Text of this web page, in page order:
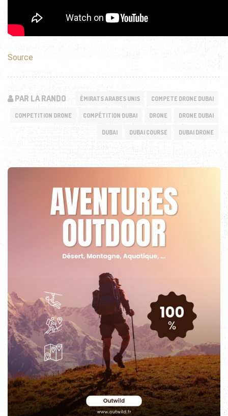
Source
PAR LA RANDO ÉMIRATS ARABES UNIS COMPETE DRONE DUBAI
COMPETITION DRONE COMPÉTITION DUBAI DRONE DRONE DUBAI
DUBAI DUBAI COURSE DUBAI DRONE